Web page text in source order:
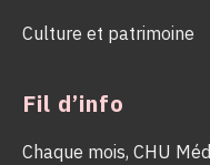
Culture et patrimoine
Fil d’info
Chaque mois, CHU